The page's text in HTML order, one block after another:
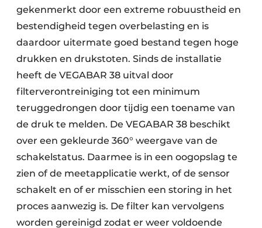
gekenmerkt door een extreme robuustheid en
bestendigheid tegen overbelasting en is
daardoor uitermate goed bestand tegen hoge
drukken en drukstoten. Sinds de installatie
heeft de VEGABAR 38 uitval door
filterverontreiniging tot een minimum
teruggedrongen door tijdig een toename van
de druk te melden. De VEGABAR 38 beschikt
over een gekleurde 360° weergave van de
schakelstatus. Daarmee is in een oogopslag te
zien of de meetapplicatie werkt, of de sensor
schakelt en of er misschien een storing in het
proces aanwezig is. De filter kan vervolgens
worden gereinigd zodat er weer voldoende